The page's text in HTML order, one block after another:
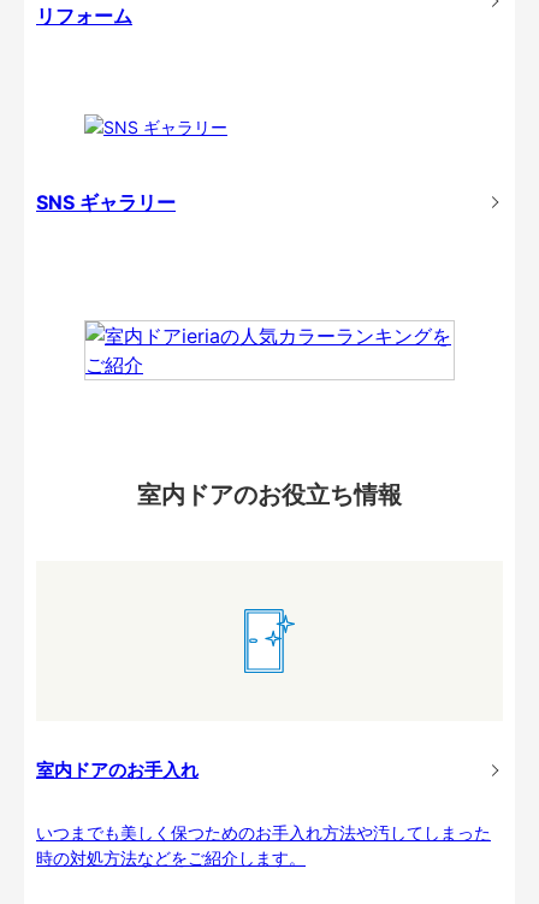
リフォーム
SNS ギャラリー
室内ドアのお役立ち情報
室内ドアのお手入れ
いつまでも美しく保つためのお手入れ方法や汚してしまった
時の対処方法などをご紹介します。